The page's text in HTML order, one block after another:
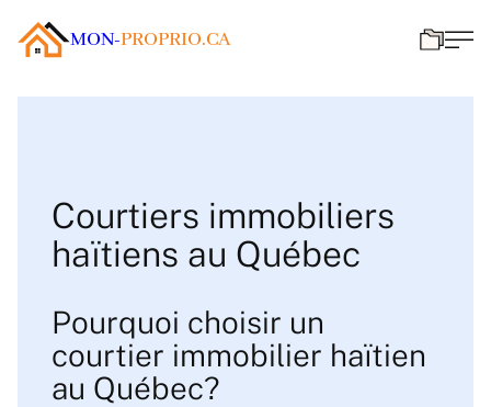
MON-PROPRIO.CA
Courtiers immobiliers
haïtiens au Québec
Pourquoi choisir un
courtier immobilier haïtien
au Québec?